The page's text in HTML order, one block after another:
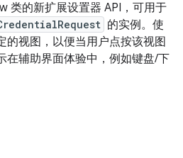
类的新扩展设置器 API，可用于
的实例。使
的视图，以便当用户点按该视图
在辅助界面体验中，例如键盘/下